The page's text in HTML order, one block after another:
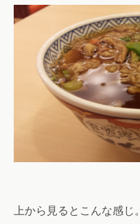
上から見るとこんな感じ。